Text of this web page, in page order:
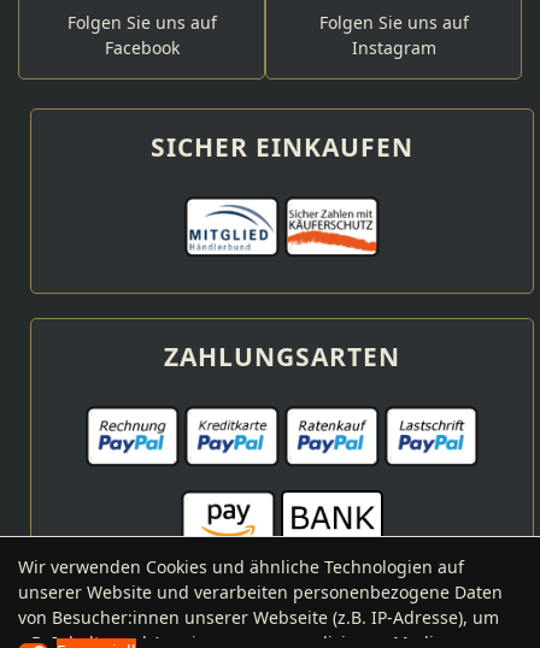
Folgen Sie uns auf
Facebook
Folgen Sie uns auf
Instagram
SICHER EINKAUFEN
ZAHLUNGSARTEN
Wir verwenden Cookies und ähnliche Technologien auf
unserer Website und verarbeiten personenbezogene Daten
von Besucher:innen unserer Webseite (z.B. IP-Adresse), um
z.B. Inhalte und Anzeigen zu personalisieren, Medien von